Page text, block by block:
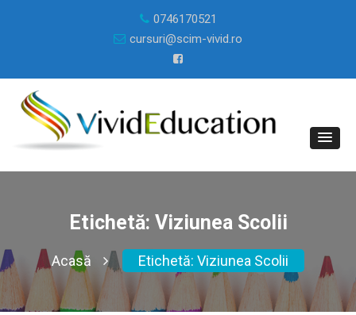
0746170521
cursuri@scim-vivid.ro
Etichetă: Viziunea Scolii
Acasă Etichetă: Viziunea Scolii